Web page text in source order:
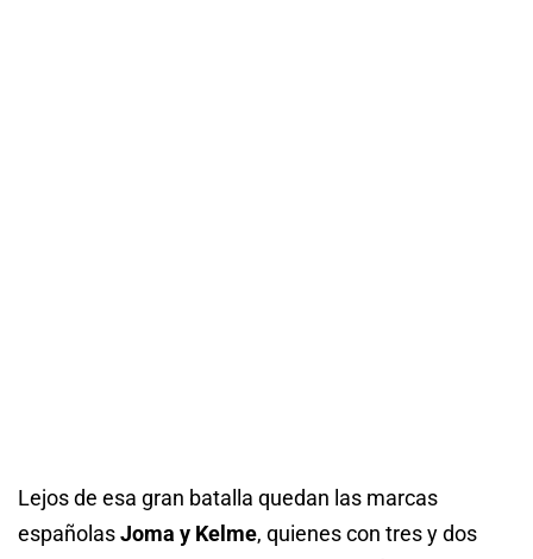
Lejos de esa gran batalla quedan las marcas
españolasJoma y Kelme, quienes con tres y dos